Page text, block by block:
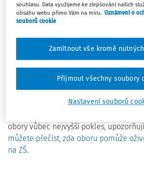
posiluje, export vzrostl a mzdy
a středních podniků a živnostníků ČR
(CČD) proto činí kroky ve snaze
Přestože produkce tradičního
meziročně opět narostla na celkových
pokračuje již sedmým rokem za
obory vůbec nejvyšší pokles,
můžete přečíst, zda oboru pomůže
na ZŠ.
souhlasu. Data využijeme ke zlepšování našich
obsahu webu přímo Vám na míru. Oznámení o
souborů cookie
Nastavení souborů
Zamítnout vše kromě
Přijmout všechny soubory